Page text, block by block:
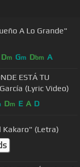
A Lo Grande"
Dm Gm Dbm A
ESTÁ TU
(Lyric Video)
Dm E A D
Kakaro" (Letra)